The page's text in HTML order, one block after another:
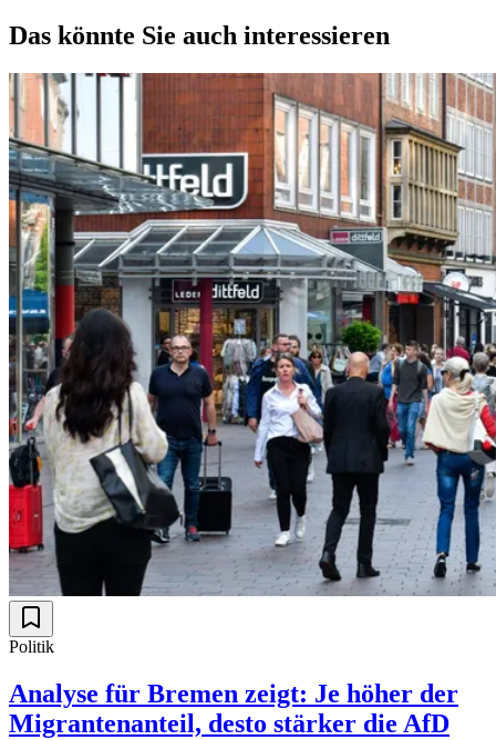
Das könnte Sie auch interessieren
Politik
Analyse für Bremen zeigt: Je höher der
Migrantenanteil, desto stärker die AfD